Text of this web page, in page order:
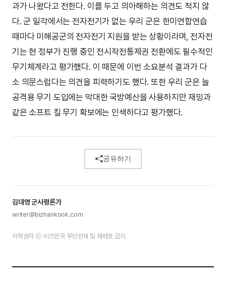
과가 나왔다고 전한다. 이를 두고 의아해하는 의견도 적지 않
다. 군 일각에서는 전자전기가 없는 우리 군은 한미연합연습
때마다 미해공군의 전자전기 지원을 받는 상황이라며, 전자전
기는 현 정부가 진행 중인 전시작전통제권 전환에도 필수적인
무기체계라고 평가했다. 이 때문에 이번 소요분석 결과가 다
소 의문스럽다는 의견을 피력하기도 했다. 또한 우리 군은 늘
공격용 무기 도입에는 막대한 국방예산을 사용하지만 재밍과
같은 소프트 킬 무기 확보에는 인색하다고 평가했다.
공유하기
김대영 군사평론가
writer@bizhankook.com
저작권자 ⓒ 비즈한국 무단전재 및 재배포 금지